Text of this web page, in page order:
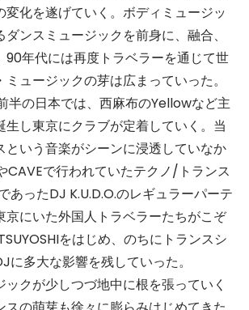
変化を遂げていく。ボディミュージッ
ンスミュージックを前身に、融合、
90年代には再度トラベラーを通じて世
ュージックの芽は広まっていった。
半の日本では、西麻布のYellowなど主
生し東京にクラブが定着していく。当
という音楽がシーンに浸透していなか
CAVEで行われていたテクノ/トランス
あったDJ K.U.D.O.のレギュラーパーテ
京にいた外国人トラベラーたちがこぞ
をはじめ、のちにトランスシ
に多大な影響を残していった。
クが少しつづ地中に根を張っていく